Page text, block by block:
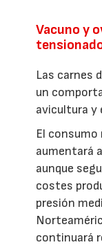
Vacuno y
Las carnes
un
avicultura y
El consumo
aumentará
aunque
costes
presión
continuará